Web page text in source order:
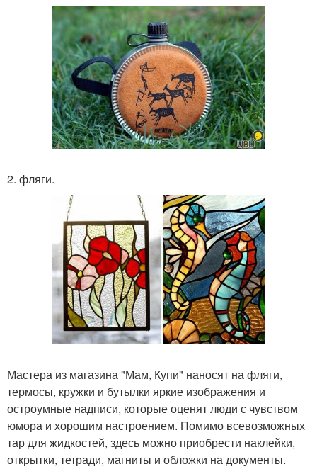
2. фляги.
Мастера из магазина "Мам, Купи" наносят на фляги,
термосы, кружки и бутылки яркие изображения и
остроумные надписи, которые оценят люди с чувством
юмора и хорошим настроением. Помимо всевозможных
тар для жидкостей, здесь можно приобрести наклейки,
открытки, тетради, магниты и обложки на документы.